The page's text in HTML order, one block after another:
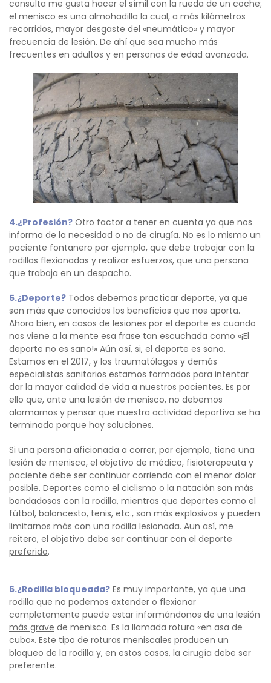
consulta me gusta hacer el símil con la rueda de un coche;
el menisco es una almohadilla la cual, a más kilómetros
recorridos, mayor desgaste del «neumático» y mayor
frecuencia de lesión. De ahí que sea mucho más
frecuentes en adultos y en personas de edad avanzada.
4.¿Profesión? Otro factor a tener en cuenta ya que nos
informa de la necesidad o no de cirugía. No es lo mismo un
paciente fontanero por ejemplo, que debe trabajar con la
rodillas flexionadas y realizar esfuerzos, que una persona
que trabaja en un despacho.
5.¿Deporte? Todos debemos practicar deporte, ya que
son más que conocidos los beneficios que nos aporta.
Ahora bien, en casos de lesiones por el deporte es cuando
nos viene a la mente esa frase tan escuchada como «¡El
deporte no es sano!» Aún así, si, el deporte es sano.
Estamos en el 2017, y los traumatólogos y demás
especialistas sanitarios estamos formados para intentar
dar la mayor calidad de vida a nuestros pacientes. Es por
ello que, ante una lesión de menisco, no debemos
alarmarnos y pensar que nuestra actividad deportiva se ha
terminado porque hay soluciones.
Si una persona aficionada a correr, por ejemplo, tiene una
lesión de menisco, el objetivo de médico, fisioterapeuta y
paciente debe ser continuar corriendo con el menor dolor
posible. Deportes como el ciclismo o la natación son más
bondadosos con la rodilla, mientras que deportes como el
fútbol, baloncesto, tenis, etc., son más explosivos y pueden
limitarnos más con una rodilla lesionada. Aun así, me
reitero, el objetivo debe ser continuar con el deporte
preferido.
6.¿Rodilla bloqueada? Es muy importante, ya que una
rodilla que no podemos extender o flexionar
completamente puede estar informándonos de una lesión
más grave de menisco. Es la llamada rotura «en asa de
cubo». Este tipo de roturas meniscales producen un
bloqueo de la rodilla y, en estos casos, la cirugía debe ser
preferente.